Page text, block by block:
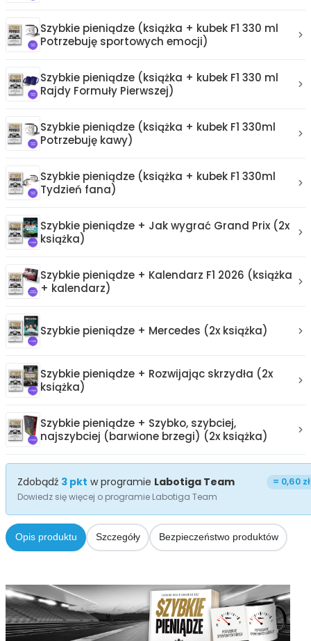
Szybkie pieniądze (książka + kubek F1 330 ml
Potrzebuję sportowych emocji)
Szybkie pieniądze (książka + kubek F1 330 ml
Rajdy Formuły Pierwszej)
Szybkie pieniądze (książka + kubek F1 330ml
Potrzebuję kawy)
Szybkie pieniądze (książka + kubek F1 330ml
Tydzień fana)
Szybkie pieniądze + Jak wygrać Grand Prix (2x
książka)
Szybkie pieniądze + Kalendarz F1 2026 (książka
+ kalendarz)
Szybkie pieniądze + Mercedes (2x książka)
Szybkie pieniądze + Rozwijając skrzydła (2x
książka)
Szybkie pieniądze + Szybko, szybciej,
najszybciej (barwione brzegi) (2x książka)
Zdobądź 3 pkt w programie Labotiga Team = 0,60 zł
Dowiedz się więcej o programie Labotiga Team
Opis produktu Szczegóły Bezpieczeństwo produktów